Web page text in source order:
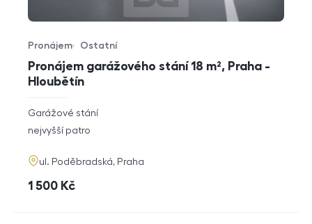
Pronájem garážového stání 18 m², Praha -
Hloubětín
Typ nabídky
Pronájem
Typ nemovitosti
Ostatní
rozměry
dispozice
Garážové stání
funkce
nejvyšší patro
adresa
ul. Poděbradská, Praha
cena
1 500 Kč